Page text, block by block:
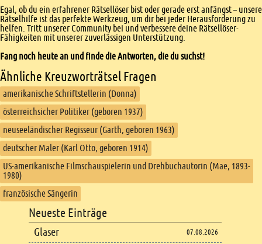
Egal, ob du ein erfahrener Rätsellöser bist oder gerade erst anfängst – unsere
Rätselhilfe ist das perfekte Werkzeug, um dir bei jeder Herausforderung zu
helfen. Tritt unserer Community bei und verbessere deine Rätsellöser-
Fähigkeiten mit unserer zuverlässigen Unterstützung.
Fang noch heute an und finde die Antworten, die du suchst!
Ähnliche Kreuzworträtsel Fragen
amerikanische Schriftstellerin (Donna)
österreichsicher Politiker (geboren 1937)
neuseeländischer Regisseur (Garth, geboren 1963)
deutscher Maler (Karl Otto, geboren 1914)
US-amerikanische Filmschauspielerin und Drehbuchautorin (Mae, 1893-
1980)
französische Sängerin
Footer content
Neueste Einträge
Glaser 07.08.2026